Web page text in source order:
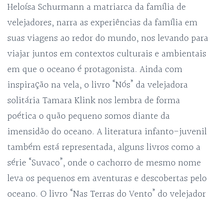
Heloísa Schurmann a matriarca da família de
velejadores, narra as experiências da família em
suas viagens ao redor do mundo, nos levando para
viajar juntos em contextos culturais e ambientais
em que o oceano é protagonista. Ainda com
inspiração na vela, o livro “Nós” da velejadora
solitária Tamara Klink nos lembra de forma
poética o quão pequeno somos diante da
imensidão do oceano. A literatura infanto-juvenil
também está representada, alguns livros como a
série “Suvaco”, onde o cachorro de mesmo nome
leva os pequenos em aventuras e descobertas pelo
oceano. O livro “Nas Terras do Vento” do velejador